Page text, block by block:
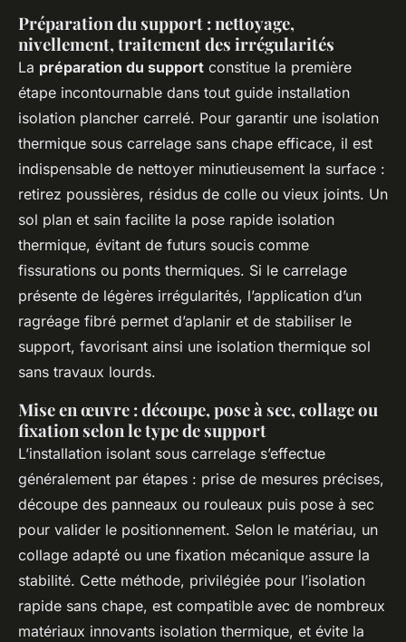
Préparation du support : nettoyage,
nivellement, traitement des irrégularités
La préparation du support constitue la première
étape incontournable dans tout guide installation
isolation plancher carrelé. Pour garantir une isolation
thermique sous carrelage sans chape efficace, il est
indispensable de nettoyer minutieusement la surface :
retirez poussières, résidus de colle ou vieux joints. Un
sol plan et sain facilite la pose rapide isolation
thermique, évitant de futurs soucis comme
fissurations ou ponts thermiques. Si le carrelage
présente de légères irrégularités, l’application d’un
ragréage fibré permet d’aplanir et de stabiliser le
support, favorisant ainsi une isolation thermique sol
sans travaux lourds.
Mise en œuvre : découpe, pose à sec, collage ou
fixation selon le type de support
L’installation isolant sous carrelage s’effectue
généralement par étapes : prise de mesures précises,
découpe des panneaux ou rouleaux puis pose à sec
pour valider le positionnement. Selon le matériau, un
collage adapté ou une fixation mécanique assure la
stabilité. Cette méthode, privilégiée pour l’isolation
rapide sans chape, est compatible avec de nombreux
matériaux innovants isolation thermique, et évite la